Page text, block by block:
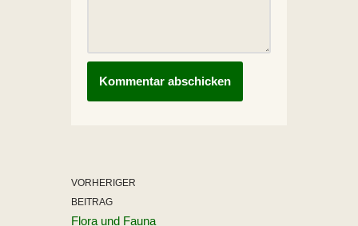
VORHERIGER
BEITRAG
Flora und Fauna